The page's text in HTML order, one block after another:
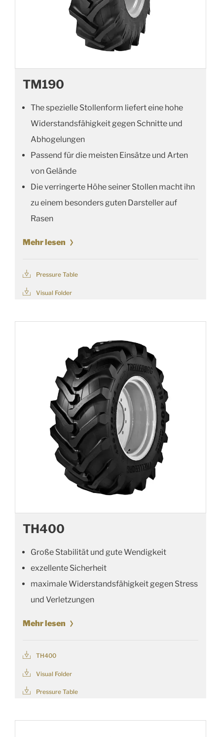
TM190
The spezielle Stollenform liefert eine hohe
Widerstandsfähigkeit gegen Schnitte und
Abhogelungen
Passend für die meisten Einsätze und Arten
von Gelände
Die verringerte Höhe seiner Stollen macht ihn
zu einem besonders guten Darsteller auf
Rasen
Mehr lesen
Pressure Table
Visual Folder
TH400
Große Stabilität und gute Wendigkeit
exzellente Sicherheit
maximale Widerstandsfähigkeit gegen Stress
und Verletzungen
Mehr lesen
TH400
Visual Folder
Pressure Table